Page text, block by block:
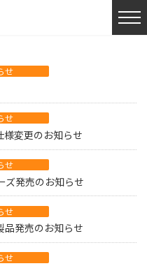
せ
せ
様変更のお知らせ
せ
ズ発売のお知らせ
せ
品発売のお知らせ
せ